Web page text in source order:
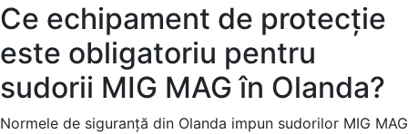
Ce echipament de protecție
este obligatoriu pentru
sudorii MIG MAG în Olanda?
Normele de siguranță din Olanda impun sudorilor MIG MAG